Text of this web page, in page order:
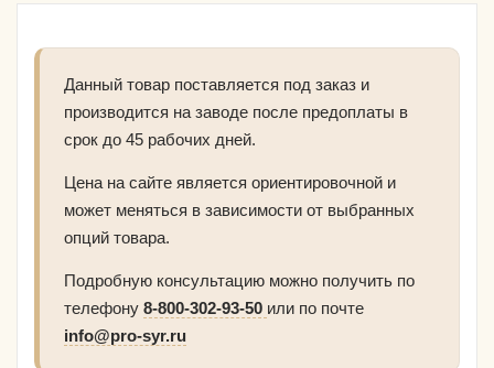
Данный товар поставляется под заказ и
производится на заводе после предоплаты в
срок до 45 рабочих дней.
Цена на сайте является ориентировочной и
может меняться в зависимости от выбранных
опций товара.
Подробную консультацию можно получить по
телефону 8-800-302-93-50 или по почте
info@pro-syr.ru